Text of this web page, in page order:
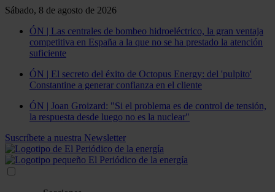
Sábado, 8 de agosto de 2026
ÓN | Las centrales de bombeo hidroeléctrico, la gran ventaja
competitiva en España a la que no se ha prestado la atención
suficiente
ÓN | El secreto del éxito de Octopus Energy: del 'pulpito'
Constantine a generar confianza en el cliente
ÓN | Joan Groizard: "Si el problema es de control de tensión,
la respuesta desde luego no es la nuclear"
Suscríbete a nuestra Newsletter